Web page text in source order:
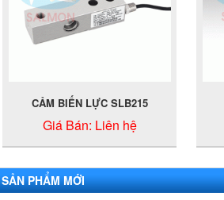
CẢM BIẾN LỰC SLB215
Giá Bán: Liên hệ
SẢN PHẨM MỚI